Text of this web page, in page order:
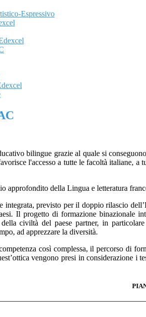
Espressivo
bilingue grazie al quale si
l'accesso a tutte le facoltà italiane,
approfondito della Lingua e letteratura
previsto per il doppio rilascio
Il progetto di formazione binazionale
della civiltà del paese partner, in
ad apprezzare la diversità.
così complessa, il percorso di
vengono presi in considerazione i